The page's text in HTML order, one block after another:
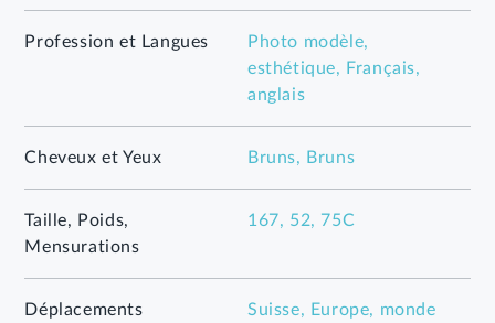
Profession et Langues
Photo modèle,
esthétique, Français,
anglais
Cheveux et Yeux Bruns, Bruns
Taille, Poids,
Mensurations
167, 52, 75C
Déplacements Suisse, Europe, monde